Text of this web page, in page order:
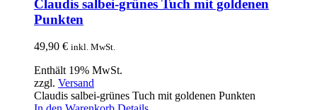
Claudis salbei-grünes Tuch mit goldenen
Punkten
49,90 € inkl. MwSt.
Enthält 19% MwSt.
zzgl. Versand
Claudis salbei-grünes Tuch mit goldenen Punkten